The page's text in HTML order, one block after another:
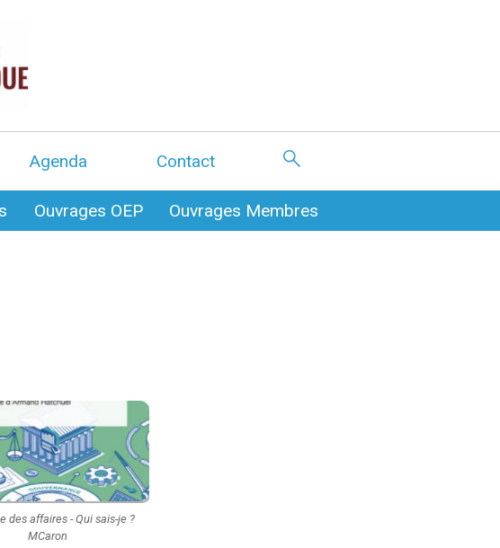
Agenda Contact
Ouvrages OEP Ouvrages Membres
des affaires - Qui sais-je ?
MCaron